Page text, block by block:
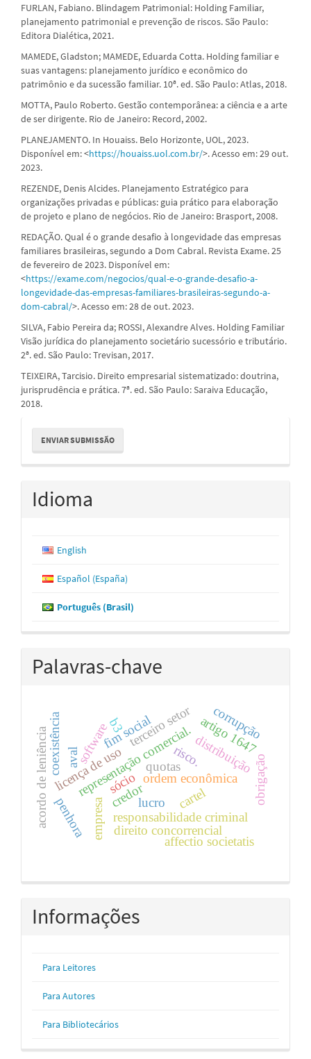
FURLAN, Fabiano. Blindagem Patrimonial: Holding Familiar,
planejamento patrimonial e prevenção de riscos. São Paulo:
Editora Dialética, 2021.
MAMEDE, Gladston; MAMEDE, Eduarda Cotta. Holding familiar e
suas vantagens: planejamento jurídico e econômico do
patrimônio e da sucessão familiar. 10ª. ed. São Paulo: Atlas, 2018.
MOTTA, Paulo Roberto. Gestão contemporânea: a ciência e a arte
de ser dirigente. Rio de Janeiro: Record, 2002.
PLANEJAMENTO. In Houaiss. Belo Horizonte, UOL, 2023.
Disponível em: <https://houaiss.uol.com.br/>. Acesso em: 29 out.
2023.
REZENDE, Denis Alcides. Planejamento Estratégico para
organizações privadas e públicas: guia prático para elaboração
de projeto e plano de negócios. Rio de Janeiro: Brasport, 2008.
REDAÇÃO. Qual é o grande desafio à longevidade das empresas
familiares brasileiras, segundo a Dom Cabral. Revista Exame. 25
de fevereiro de 2023. Disponível em:
<https://exame.com/negocios/qual-e-o-grande-desafio-a-
longevidade-das-empresas-familiares-brasileiras-segundo-a-
dom-cabral/>. Acesso em: 28 de out. 2023.
SILVA, Fabio Pereira da; ROSSI, Alexandre Alves. Holding Familiar
Visão jurídica do planejamento societário sucessório e tributário.
2ª. ed. São Paulo: Trevisan, 2017.
TEIXEIRA, Tarcisio. Direito empresarial sistematizado: doutrina,
jurisprudência e prática. 7ª. ed. São Paulo: Saraiva Educação,
2018.
Enviar
Submissão
ENVIAR SUBMISSÃO
Idioma
English
Español (España)
Português (Brasil)
Palavras-chave
empresa responsabilidade criminal
ordem econômica
lucro
representação comercial.
licença de uso
software distribuição
coexistência risco.artigo 1647
aval obrigação
fim social
acordo de leniência cartel
direito concorrencial
affectio societatis
credor
quotas
penhora
terceiro setor
b3
sócio
corrupção
Informações
Para Leitores
Para Autores
Para Bibliotecários